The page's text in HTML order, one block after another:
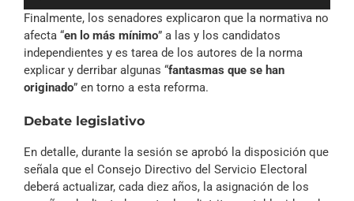
audio
Finalmente, los senadores explicaron que la normativa no
afecta “en lo más mínimo” a las y los candidatos
independientes y es tarea de los autores de la norma
explicar y derribar algunas “fantasmas que se han
originado” en torno a esta reforma.
Debate legislativo
En detalle, durante la sesión se aprobó la disposición que
señala que el Consejo Directivo del Servicio Electoral
deberá actualizar, cada diez años, la asignación de los